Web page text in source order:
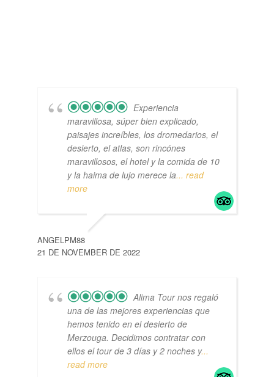
Experiencia
maravillosa, súper bien explicado,
paisajes increíbles, los dromedarios, el
desierto, el atlas, son rincónes
maravillosos, el hotel y la comida de 10
y la haima de lujo merece la... read
more
ANGELPM88
21 DE NOVEMBER DE 2022
Alima Tour nos regaló
una de las mejores experiencias que
hemos tenido en el desierto de
Merzouga. Decidimos contratar con
ellos el tour de 3 días y 2 noches y...
read more